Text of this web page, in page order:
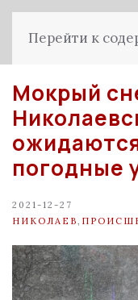
Перейти к
Мокрый
погодные
2021-12-27
НИКОЛАЕВ